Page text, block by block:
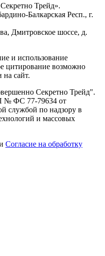
Трейд».
Балкарская Респ., г.
Дмитровское шоссе, д.
и использование
цитирование возможно
на сайт.
Секретно Трейд".
№ ФС 77-79634 от
службой по надзору в
и массовых
Согласие на обработку